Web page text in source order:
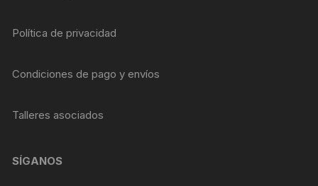
Política de privacidad
Condiciones de pago y envíos
Talleres asociados
SÍGANOS